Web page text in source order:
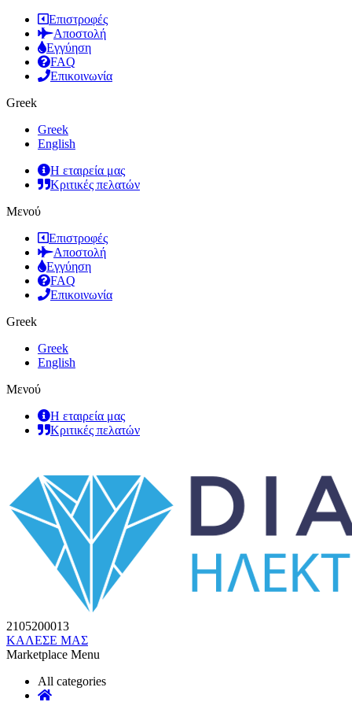
Επιστροφές
Αποστολή
Εγγύηση
FAQ
Επικοινωνία
Greek
Greek
English
Η εταιρεία μας
Κριτικές πελατών
Μενού
Επιστροφές
Αποστολή
Εγγύηση
FAQ
Επικοινωνία
Greek
Greek
English
Μενού
Η εταιρεία μας
Κριτικές πελατών
2105200013
ΚΑΛΕΣΕ ΜΑΣ
Marketplace Menu
All categories